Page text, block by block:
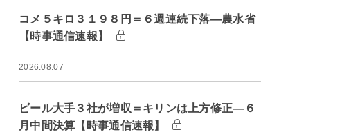
コメ５キロ３１９８円＝６週連続下落―農水省
【時事通信速報】
2026.08.07
ビール大手３社が増収＝キリンは上方修正―６
月中間決算【時事通信速報】